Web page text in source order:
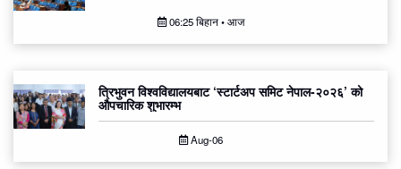
06:25 बिहान • आज
त्रिभुवन विश्वविद्यालयबाट ‘स्टार्टअप समिट नेपाल-२०२६’ को
औपचारिक शुभारम्भ
Aug-06